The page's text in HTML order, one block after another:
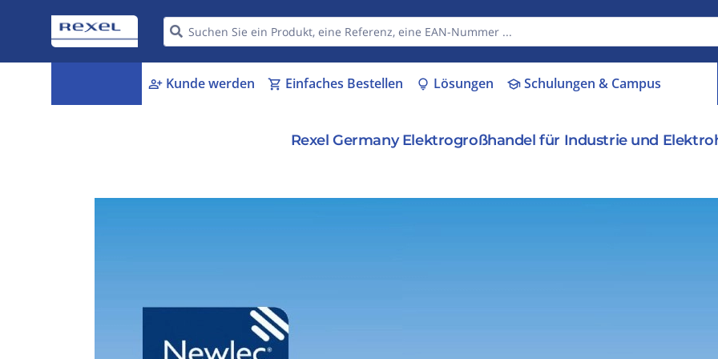
person_add Kunde werden shopping_cart Einfaches Bestellen lightbulb Lösungen schoolSchulungen & Campus
Rexel Germany Elektrogroßhandel für Industrie und